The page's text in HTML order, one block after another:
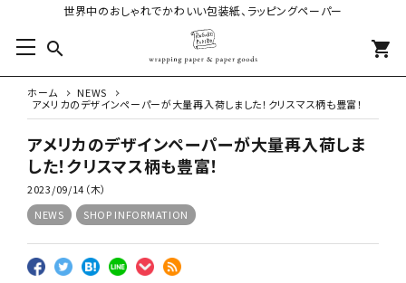
世界中のおしゃれでかわいい包装紙、ラッピングペーパー
search shopping_cart
ホーム
NEWS
アメリカのデザインペーパーが大量再入荷しました！クリスマス柄も豊富！
アメリカのデザインペーパーが大量再入荷しま
した！クリスマス柄も豊富！
2023/09/14（木）
NEWS
SHOP INFORMATION